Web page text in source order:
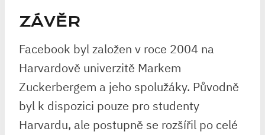
ZÁVĚR
Facebook byl založen v roce 2004 na
Harvardově univerzitě Markem
Zuckerbergem a jeho spolužáky. Původně
byl k dispozici pouze pro studenty
Harvardu, ale postupně se rozšířil po celé